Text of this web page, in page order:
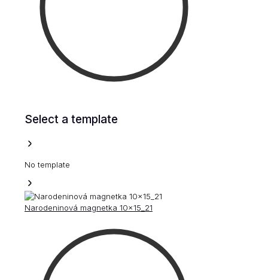
Select a template
No template
Narodeninová magnetka 10x15_21